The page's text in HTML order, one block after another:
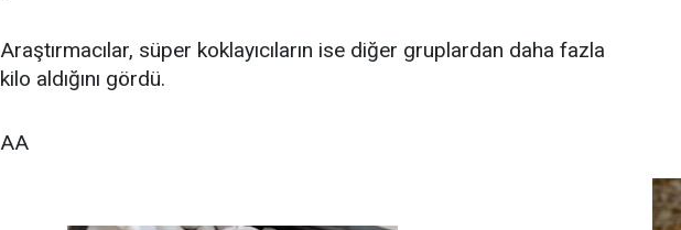
Araştırmacılar, süper koklayıcıların ise diğer gruplardan daha fazla
kilo aldığını gördü.
AA